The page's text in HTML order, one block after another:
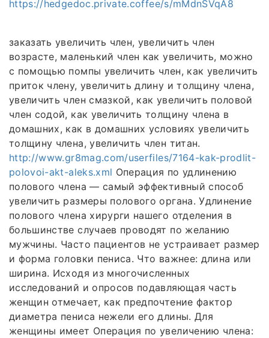
https://hedgedoc.private.coffee/s/mMdnSVqA8
заказать увеличить член, увеличить член
возрасте, маленький член как увеличить, можно
с помощью помпы увеличить член, как увеличить
приток члену, увеличить длину и толщину члена,
увеличить член смазкой, как увеличить половой
член содой, как увеличить толщину члена в
домашних, как в домашних условиях увеличить
толщину члена, увеличить член титан.
http://www.gr8mag.com/userfiles/7164-kak-prodlit-
polovoi-akt-aleks.xml Операция по удлинению
полового члена — самый эффективный способ
увеличить размеры полового органа. Удлинение
полового члена хирурги нашего отделения в
большинстве случаев проводят по желанию
мужчины. Часто пациентов не устраивает размер
и форма головки пениса. Что важнее: длина или
ширина. Исходя из многочисленных
исследований и опросов подавляющая часть
женщин отмечает, как предпочтение фактор
диаметра пениса нежели его длины. Для
женщины имеет Операция по увеличению члена: